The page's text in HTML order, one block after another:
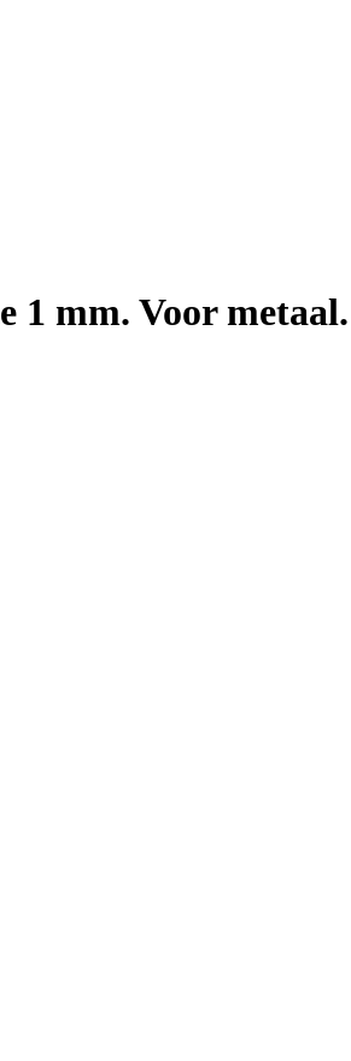
mm. Voor metaal.